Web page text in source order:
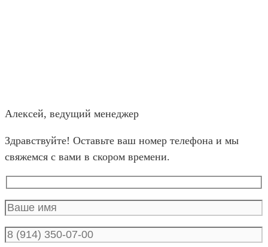
Алексей, ведущий менеджер
Здравствуйте! Оставьте ваш номер телефона и мы
свяжемся с вами в скором времени.